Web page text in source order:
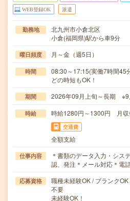
WEB登録OK 派遣
勤務地
北九州市小倉北区
小倉(福岡県)駅から車9分
曜日頻度 月～金（週5日）
時間
08:30～17:15(実働7時間
どの時短もOK！
期間 2026年09月上旬～長期 ※9
時給 時給1280円～1300円 月収
交通費
全額支給
仕事内容
＊書類のデータ入力・シス
認、発注＊メール対応＊電
応募資格
職種未経験OK / ブランク
不要
未経験OK！